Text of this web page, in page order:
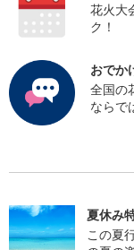
花火大
ク！
おでか
全国の
ならで
夏休み
この夏